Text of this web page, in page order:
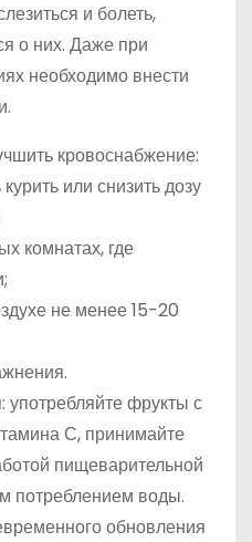
и болеть,
о них. Даже при
необходимо внести
кровоснабжение:
или снизить дозу
комнатах, где
не менее 15-20
фрукты с
С, принимайте
пищеварительной
потреблением воды.
обновления